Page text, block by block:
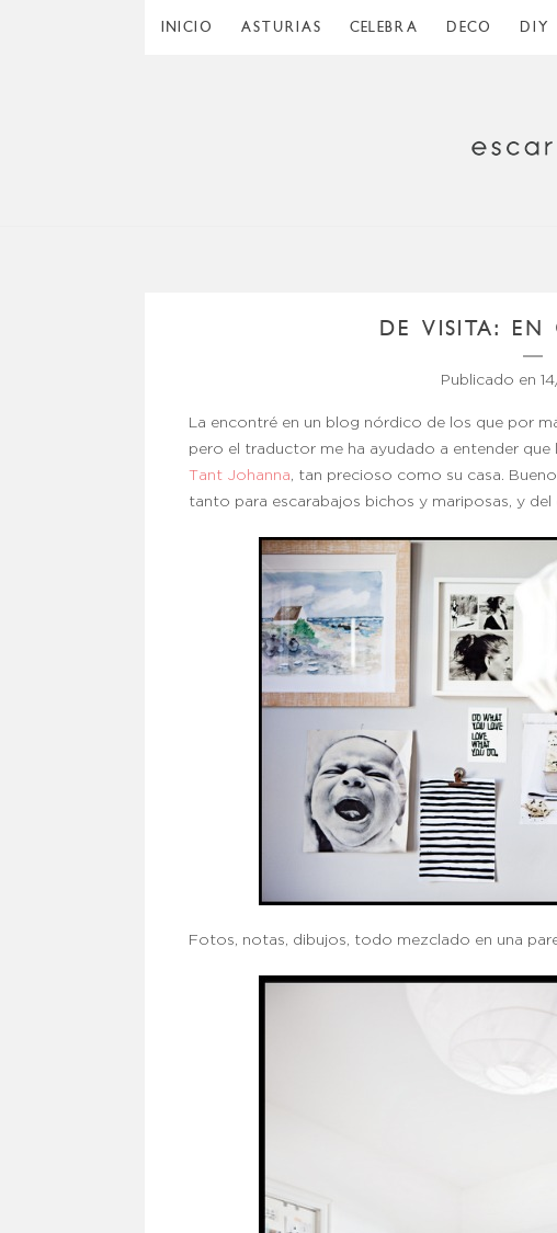
INICIO ASTURIAS CELEBRA DECO DIY
DE VISITA: EN
Publicado en
La encontré en un blog nórdico de los que por
pero el traductor me ha ayudado a entender que
Tant Johanna , tan precioso como su casa.
tanto para escarabajos bichos y mariposas, y del
Fotos, notas, dibujos, todo mezclado en una